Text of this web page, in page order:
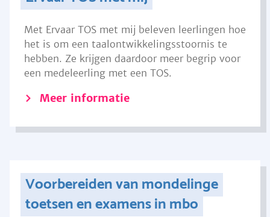
Met Ervaar TOS met mij beleven leerlingen hoe
het is om een taalontwikkelingsstoornis te
hebben. Ze krijgen daardoor meer begrip voor
een medeleerling met een TOS.
Meer informatie
Voorbereiden van mondelinge
toetsen en examens in mbo